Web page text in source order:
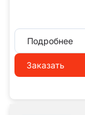
Подробнее
Заказать